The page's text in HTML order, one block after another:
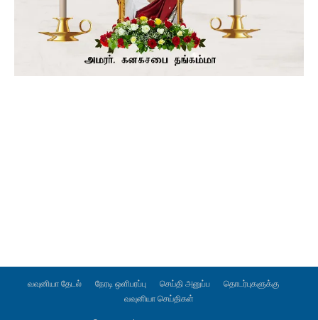
வவுனியா தேடல் நேரடி ஒளிபரப்பு செய்தி அனுப்ப
தொடர்புகளுக்கு
வவுனியா செய்திகள்